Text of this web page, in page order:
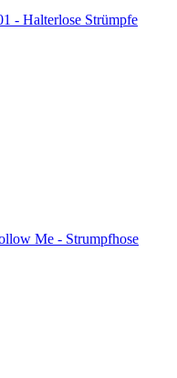
- Halterlose Strümpfe
Me - Strumpfhose